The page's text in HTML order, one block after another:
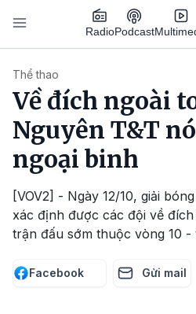
Nhảy đến nội dung
RadioPodcast
Thể thao
Về đích ngoài
Nguyên T&T
ngoại binh
[VOV2] - Ngày 12/10, giải
xác định được các đội về
trận đấu sớm thuộc vòng 10 -
Facebook Gửi mail